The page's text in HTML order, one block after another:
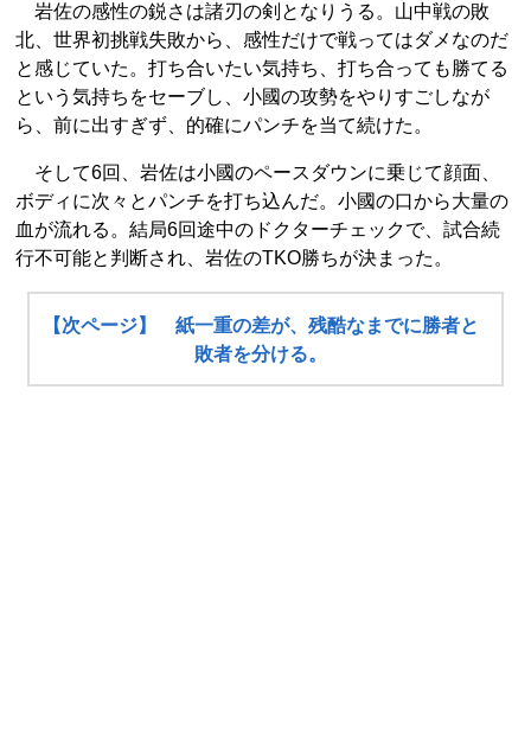
岩佐の感性の鋭さは諸刃の剣となりうる。山中戦の敗
北、世界初挑戦失敗から、感性だけで戦ってはダメなのだ
と感じていた。打ち合いたい気持ち、打ち合っても勝てる
という気持ちをセーブし、小國の攻勢をやりすごしなが
ら、前に出すぎず、的確にパンチを当て続けた。
そして6回、岩佐は小國のペースダウンに乗じて顔面、
ボディに次々とパンチを打ち込んだ。小國の口から大量の
血が流れる。結局6回途中のドクターチェックで、試合続
行不可能と判断され、岩佐のTKO勝ちが決まった。
【次ページ】 紙一重の差が、残酷なまでに勝者と
敗者を分ける。